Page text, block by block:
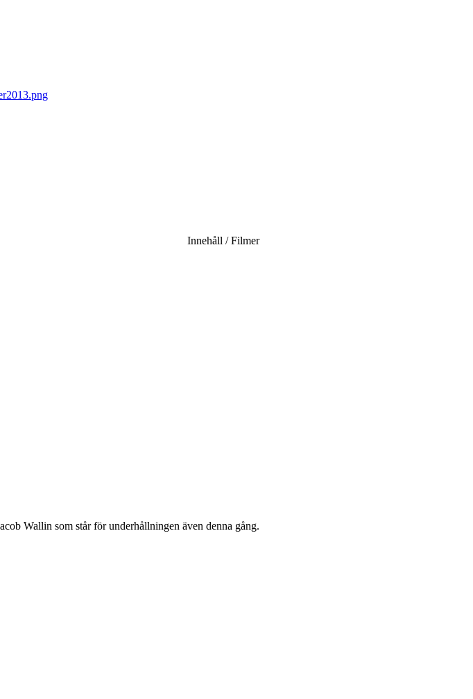
Innehåll / Filmer
Wallin som står för underhållningen även denna gång.